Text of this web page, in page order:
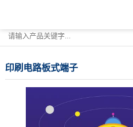
印刷电路板式端子